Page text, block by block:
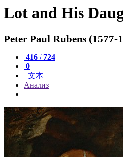
Lot and His
Peter Paul Rubens (1577-
416 / 724
0
文本
Анализ